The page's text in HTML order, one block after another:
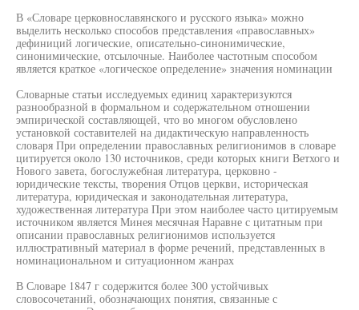
В «Словаре церковнославянского и русского языка» можно
выделить несколько способов представления «православных»
дефиниций логические, описательно-синонимические,
синонимические, отсылочные. Наиболее частотным способом
является краткое «логическое определение» значения номинации
Словарные статьи исследуемых единиц характеризуются
разнообразной в формальном и содержательном отношении
эмпирической составляющей, что во многом обусловлено
установкой составителей на дидактическую направленность
словаря При определении православных религионимов в словаре
цитируется около 130 источников, среди которых книги Ветхого и
Нового завета, богослужебная литература, церковно -
юридические тексты, творения Отцов церкви, историческая
литература, юридическая и законодательная литература,
художественная литература При этом наиболее часто цитируемым
источником является Минея месячная Наравне с цитатным при
описании православных религионимов используется
иллюстративный материал в форме речений, представленных в
номинациональном и ситуационном жанрах
В Словаре 1847 г содержится более 300 устойчивых
словосочетаний, обозначающих понятия, связанные с